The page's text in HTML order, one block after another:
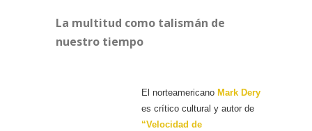
La multitud como talismán de
nuestro tiempo
El norteamericano Mark Dery
es crítico cultural y autor de
“Velocidad de